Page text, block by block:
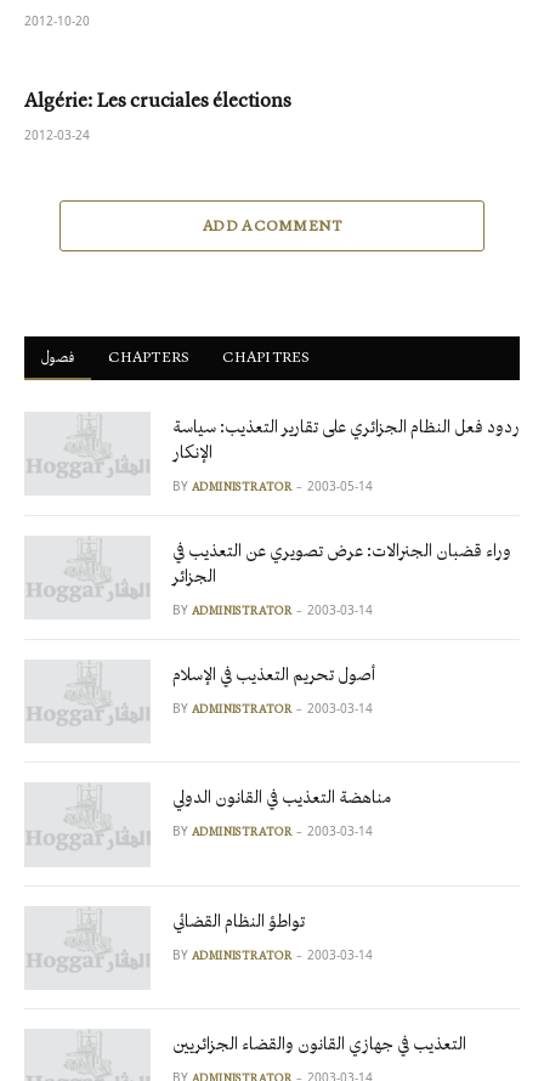
2012-10-20
Algérie: Les cruciales élections
2012-03-24
ADD A COMMENT
فصول ْCHAPTERS CHAPITRES
ردود فعل النظام الجزائري على تقارير التعذيب: سياسة
الإنكار
BY ADMINISTRATOR 2003-05-14
وراء قضبان الجنرالات: عرض تصويري عن التعذيب في
الجزائر
BY ADMINISTRATOR 2003-03-14
أصول تحريم التعذيب في الإسلام
BY ADMINISTRATOR 2003-03-14
مناهضة التعذيب في القانون الدولي
BY ADMINISTRATOR 2003-03-14
تواطؤ النظام القضائي
BY ADMINISTRATOR 2003-03-14
التعذيب في جهازي القانون والقضاء الجزائريين
BY 2003-03-14